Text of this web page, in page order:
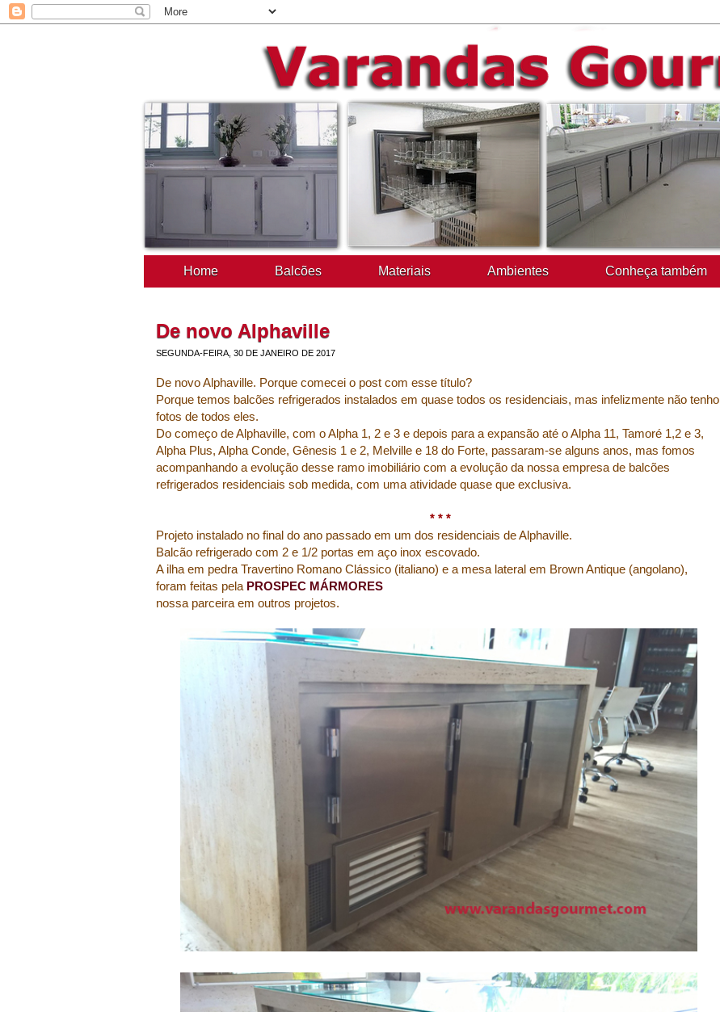
Home Balcões Materiais Ambientes Conheça também
De novo Alphaville
SEGUNDA-FEIRA, 30 DE JANEIRO DE 2017
De novo Alphaville. Porque comecei o post com esse título?
Porque temos balcões refrigerados instalados em quase todos os residenciais, mas infelizmente não tenho
fotos de todos eles.
Do começo de Alphaville, com o Alpha 1, 2 e 3 e depois para a expansão até o Alpha 11, Tamoré 1,2 e 3,
Alpha Plus, Alpha Conde, Gênesis 1 e 2, Melville e 18 do Forte, passaram-se alguns anos, mas fomos
acompanhando a evolução desse ramo imobiliário com a evolução da nossa empresa de balcões
refrigerados residenciais sob medida, com uma atividade quase que exclusiva.
* * *
Projeto instalado no final do ano passado em um dos residenciais de Alphaville.
Balcão refrigerado com 2 e 1/2 portas em aço inox escovado.
A ilha em pedra Travertino Romano Clássico (italiano) e a mesa lateral em Brown Antique (angolano),
foram feitas pela PROSPEC MÁRMORES
nossa parceira em outros projetos.